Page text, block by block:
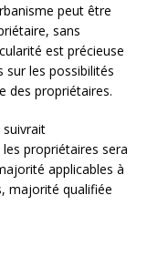
peut être
sans
est précieuse
sur les possibilités
des propriétaires.
propriétaires sera
applicables à
majorité qualifiée